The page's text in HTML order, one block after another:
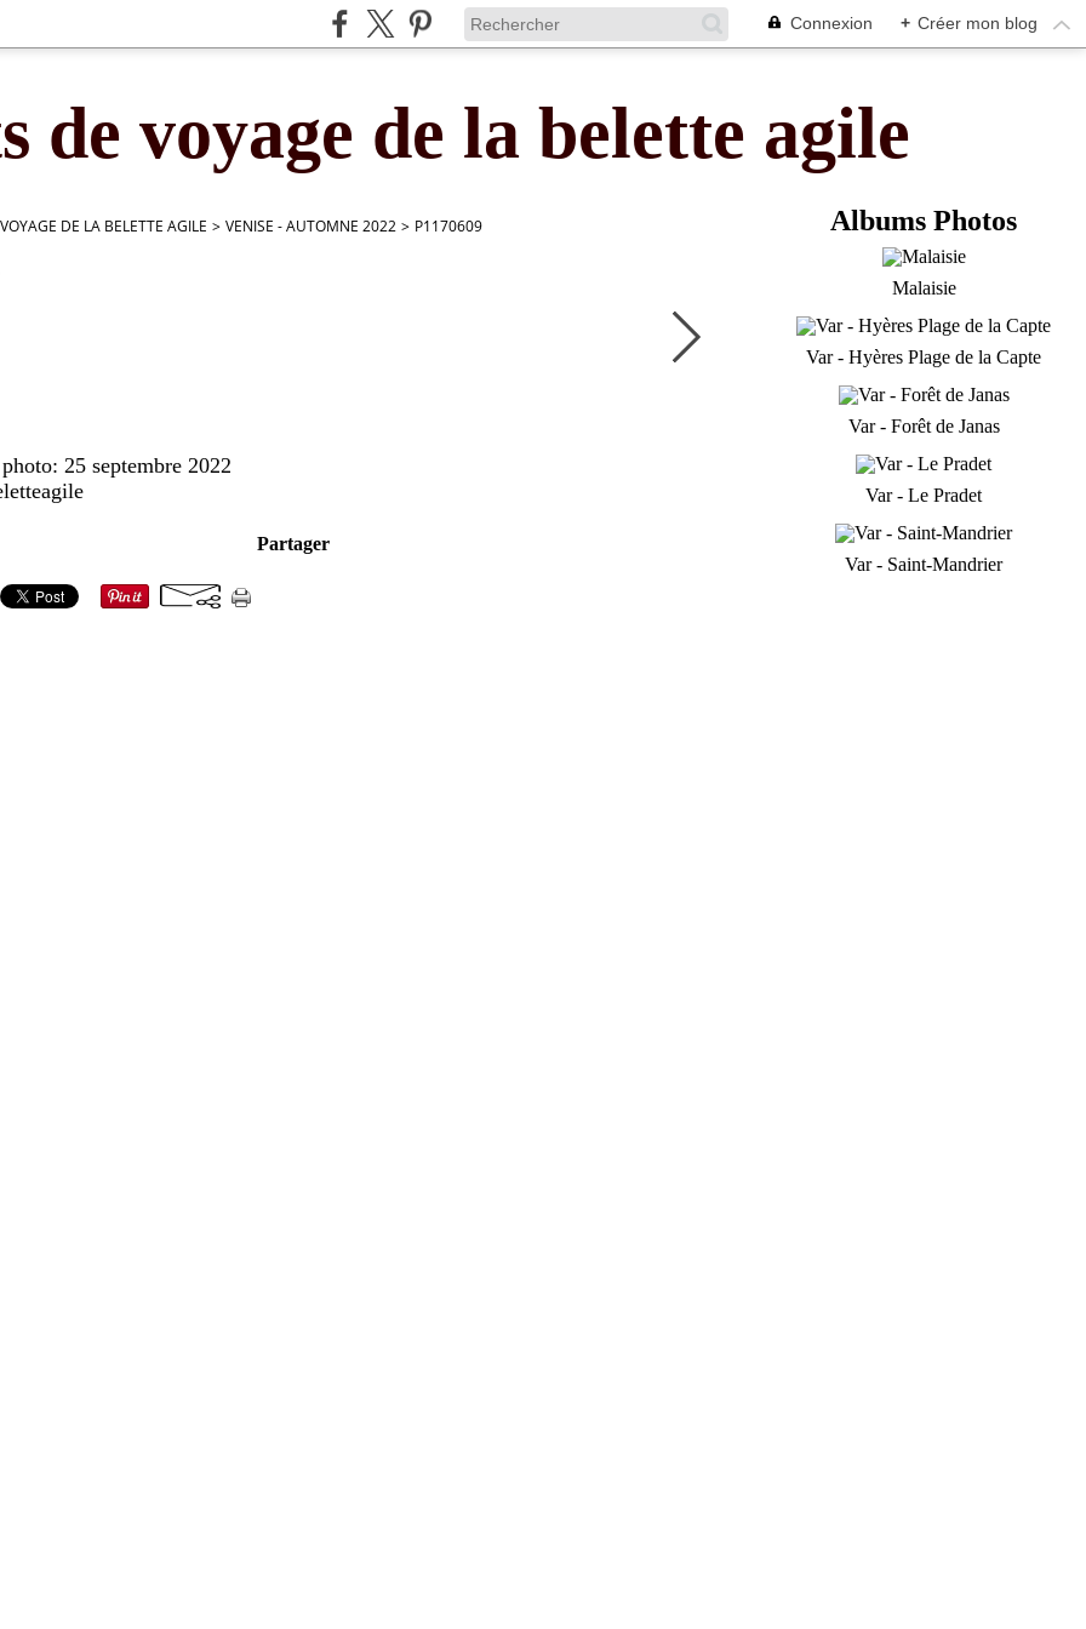
Connexion + Créer mon blog
de voyage de la belette agile
DE LA BELETTE AGILE > VENISE - AUTOMNE 2022 > P1170609
25 septembre 2022
Partager
Albums Photos
Malaisie
Var - Hyères Plage de la Capte
Var - Forêt de Janas
Var - Le Pradet
Var - Saint-Mandrier